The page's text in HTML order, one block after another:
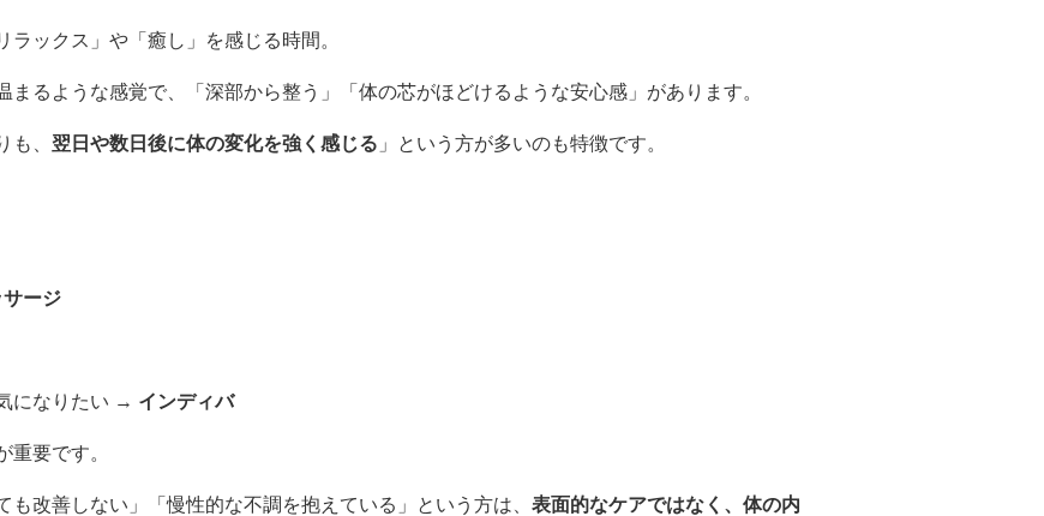
ックス」や「癒し」を感じる時間。
まるような感覚で、「深部から整う」「体の芯がほどけるような安心感」があります。
も、 翌日や数日後に体の変化を強く感じる 」という方が多いのも特徴です。
サージ
になりたい → インディバ
重要です。
改善しない」「慢性的な不調を抱えている」という方は、 表面的なケアではなく、体の内